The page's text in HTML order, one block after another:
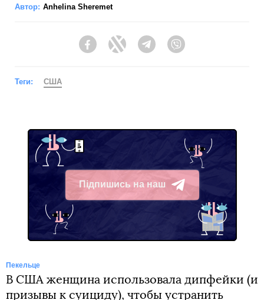
Автор: Anhelina Sheremet
FacebookTwitter Telegram
Теги: США
Підпишись на наш
Telegram
Пекельце
В США женщина использовала дипфейки (и
призывы к суициду), чтобы устранить